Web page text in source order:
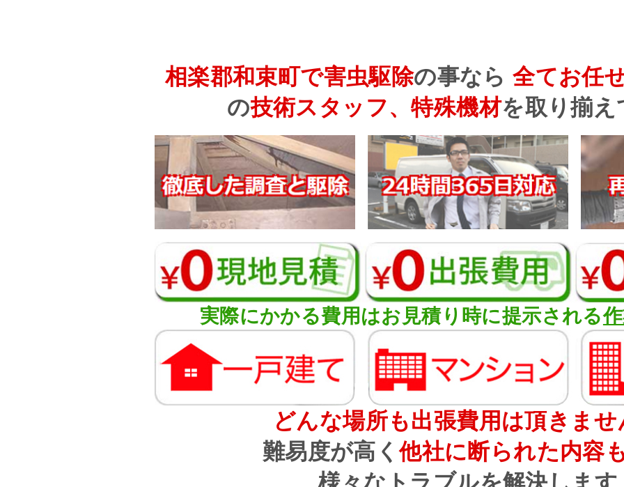
相楽郡和束町で害虫駆除の事なら 全てお任
の技術スタッフ、特殊機材を取り揃え
実際にかかる費用はお見積り時に提示される
どんな場所も出張費用は頂きませ
難易度が高く他社に断られた内容